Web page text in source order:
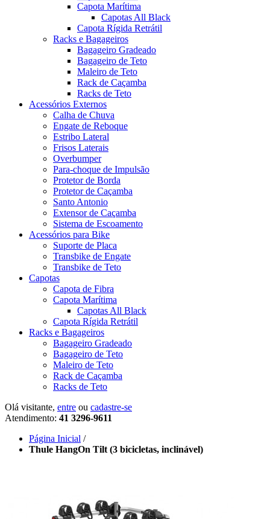
Capota Marítima
Capotas All Black
Capota Rígida Retrátil
Racks e Bagageiros
Bagageiro Gradeado
Bagageiro de Teto
Maleiro de Teto
Rack de Caçamba
Racks de Teto
Acessórios Externos
Calha de Chuva
Engate de Reboque
Estribo Lateral
Frisos Laterais
Overbumper
Para-choque de Impulsão
Protetor de Borda
Protetor de Caçamba
Santo Antonio
Extensor de Caçamba
Sistema de Escoamento
Acessórios para Bike
Suporte de Placa
Transbike de Engate
Transbike de Teto
Capotas
Capota de Fibra
Capota Marítima
Capotas All Black
Capota Rígida Retrátil
Racks e Bagageiros
Bagageiro Gradeado
Bagageiro de Teto
Maleiro de Teto
Rack de Caçamba
Racks de Teto
Olá visitante, entre ou cadastre-se
Atendimento: 41 3296-9611
Página Inicial /
Thule HangOn Tilt (3 bicicletas, inclinável)